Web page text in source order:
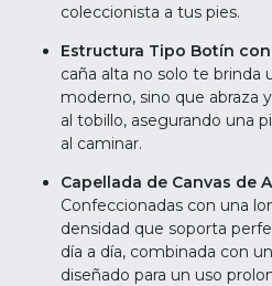
coleccionista a tus pies.
Estructura Tipo Botín
caña alta no solo te brinda
moderno, sino que abraza
al tobillo, asegurando una
al caminar.
Capellada de Canvas de
Confeccionadas con una
densidad que soporta
día a día, combinada con
diseñado para un uso